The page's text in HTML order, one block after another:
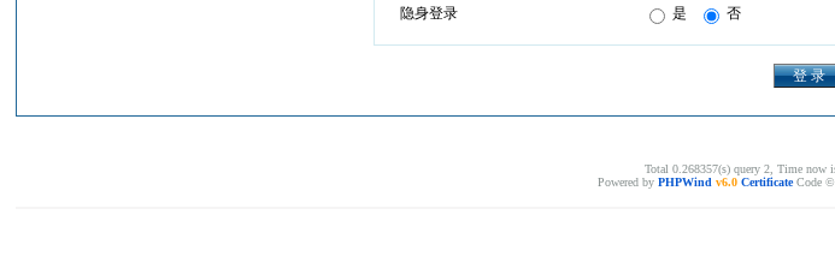
隐身登录 是 否
Total 0.268357(s) query 2, Time now
Powered by PHPWind v6.0 CertificateCode ©